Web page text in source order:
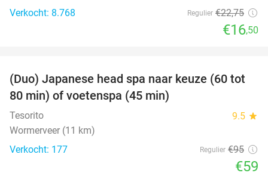
Verkocht: 8.768
Regulier €22,75
€16,50
38%
(Duo) Japanese head spa naar keuze (60 tot
80 min) of voetenspa (45 min)
Tesorito 9.5 star
Wormerveer (11 km)
Verkocht: 177
Regulier €95
€59